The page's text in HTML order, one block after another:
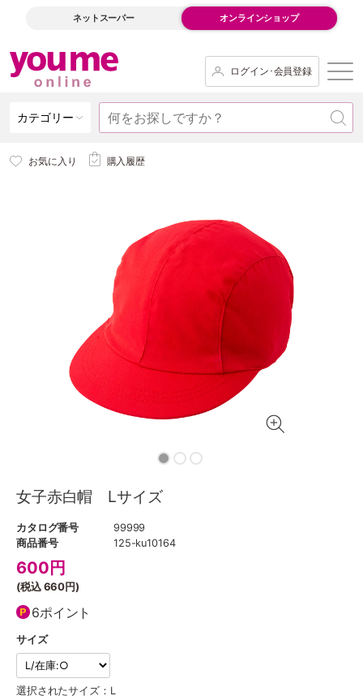
ネットスーパー オンラインショップ
ログイン･会員登録
カテゴリー
お気に入り 購入履歴
女子赤白帽 Lサイズ
カタログ番号
99999
商品番号
125-ku10164
600 円
(税込660円)
6ポイント
サイズ
選択されたサイズ：L